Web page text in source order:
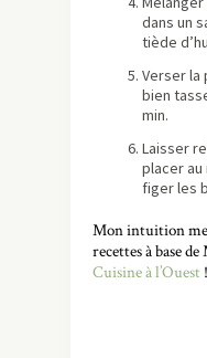
dans un
tiède
Verser la
bien
min.
Laisser
placer
figer les
Mon intuition me
recettes à base
Cuisine à l’Ouest !